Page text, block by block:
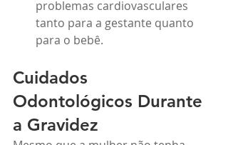
problemas cardiovasculares
tanto para a gestante quanto
para o bebê.
Cuidados
Odontológicos Durante
a Gravidez